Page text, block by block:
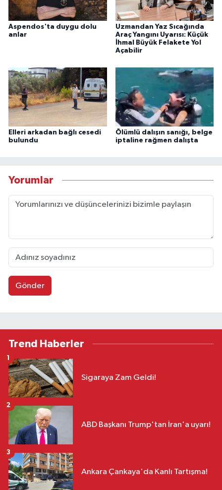
Aspendos'ta duygu dolu
anlar
Uzmandan Yaz Sıcağında
Araç Yangını Uyarısı: Küçük
İhmal Büyük Felakete Yol
Açabilir
Elleri arkadan bağlı cesedi
bulundu
Ölümlü dalışın sanığı, belge
iptaline rağmen dalışta
Yorumlar
Gönder
Trend Haberler
Sigaraya Zam Geldi!
1
ABD Başkanı Trump'tan İran'a uyarı!
2
Ankara Çankaya'da Kanlı Tartışma!
3